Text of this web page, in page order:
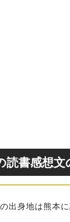
読書感想
出身地は熊本